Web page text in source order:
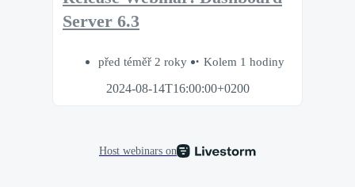
Server 6.3
před téměř 2 roky
Kolem 1 hodiny
2024-08-14T16:00:00+0200
Host webinars on